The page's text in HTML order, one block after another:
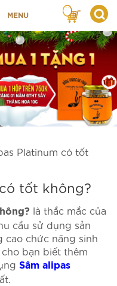
MENU
Platinum có tốt
tốt không?
là thắc mắc của
cầu sử dụng sản
cao chức năng sinh
bạn biết thêm
Sâm alipas